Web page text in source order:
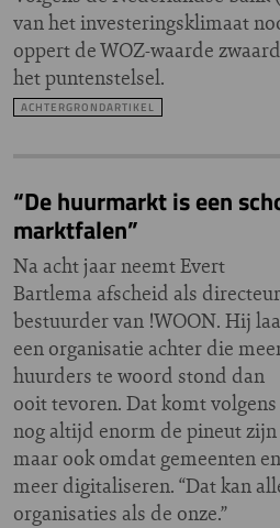
van het investeringsklimaat
oppert de WOZ-waarde
het puntenstelsel.
ACHTERGRONDARTIKEL
“De huurmarkt is een
marktfalen”
Na acht jaar neemt Evert
Bartlema afscheid als
bestuurder van !WOON. Hij
een organisatie achter die
huurders te woord stond dan
ooit tevoren. Dat komt
nog altijd enorm de pineut
maar ook omdat gemeenten
meer digitaliseren. “Dat kan
organisaties als de onze.”